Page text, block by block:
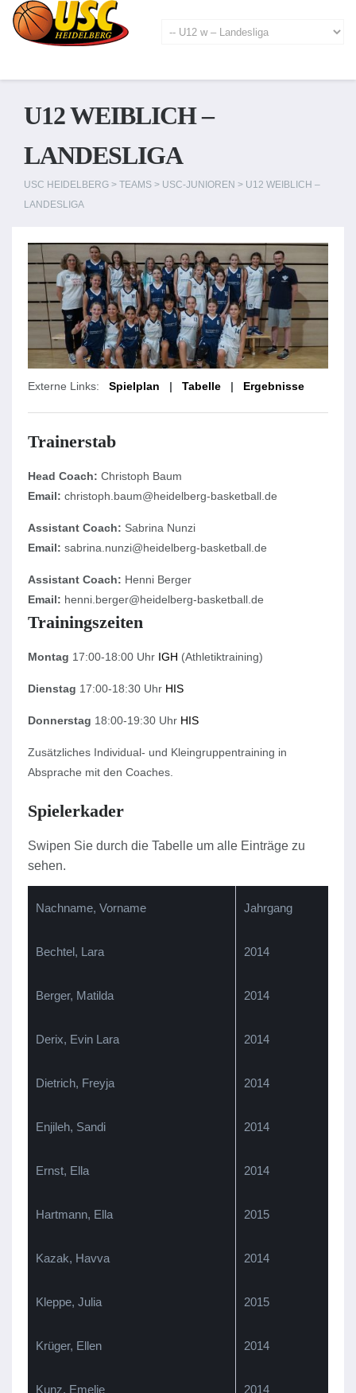
U12 WEIBLICH –
LANDESLIGA
USC HEIDELBERG > TEAMS > USC-JUNIOREN > U12 WEIBLICH –
LANDESLIGA
Externe Links:Spielplan |Tabelle | Ergebnisse
Trainerstab
Head Coach:Christoph Baum
Email:christoph.baum@heidelberg-basketball.de
Assistant Coach: Sabrina Nunzi
Email:sabrina.nunzi@heidelberg-basketball.de
Assistant Coach: Henni Berger
Email: henni.berger@heidelberg-basketball.de
Trainingszeiten
Montag 17:00-18:00 Uhr IGH (Athletiktraining)
Dienstag 17:00-18:30 Uhr HIS
Donnerstag 18:00-19:30 Uhr HIS
Zusätzliches Individual- und Kleingruppentraining in
Absprache mit den Coaches.
Spielerkader
Nachname, Vorname Jahrgang
Bechtel, Lara 2014
Berger, Matilda 2014
Derix, Evin Lara 2014
Dietrich, Freyja 2014
Enjileh, Sandi 2014
Ernst, Ella 2014
Hartmann, Ella 2015
Kazak, Havva 2014
Kleppe, Julia 2015
Krüger, Ellen 2014
Kunz, Emelie 2014